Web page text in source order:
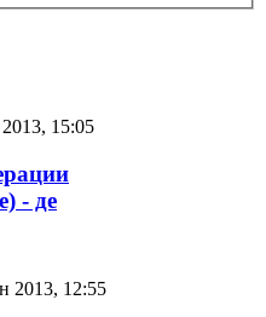
15:05
- де
2013, 12:55